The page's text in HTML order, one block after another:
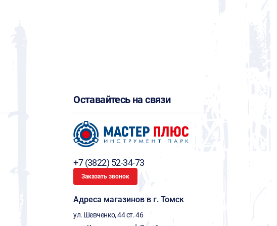
Оставайтесь на связи
+7 (3822) 52-34-73
Заказать звонок
Адреса магазинов в г. Томск
ул. Шевченко, 44 ст. 46